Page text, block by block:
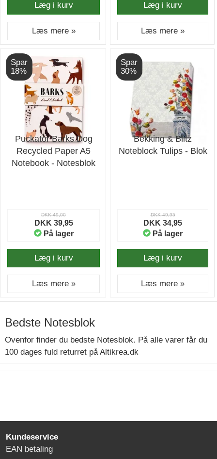
Læg i kurv
Læs mere »
Læg i kurv
Læs mere »
Spar
18%
Puckator Barks Dog
Recycled Paper A5
Notebook - Notesblok
DKK 49,00
DKK 39,95
På lager
Læg i kurv
Læs mere »
Spar
30%
Bekking & Blitz
Noteblock Tulips - Blok
DKK 49,95
DKK 34,95
På lager
Læg i kurv
Læs mere »
Bedste Notesblok
Ovenfor finder du bedste Notesblok. På alle varer får du
100 dages fuld returret på Altikrea.dk
Kundeservice
EAN betaling